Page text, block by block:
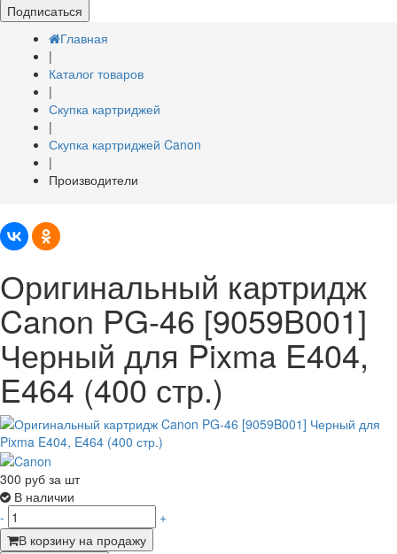
Подписаться
Главная
|
Каталог товаров
|
Скупка картриджей
|
Скупка картриджей Canon
|
Производители
Оригинальный картридж
Canon PG-46 [9059B001]
Черный для Pixma E404,
E464 (400 стр.)
300 руб за шт
В наличии
-
+
В корзину на продажу